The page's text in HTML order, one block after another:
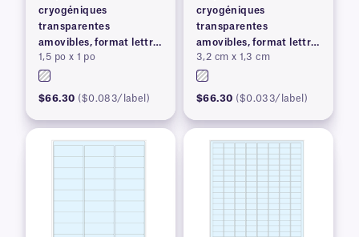
cryogéniques
transparentes
amovibles, format lettre
US
1,5 po x 1 po
$66.30 ($0.083/label)
cryogéniques
transparentes
amovibles, format lettre
US
3,2 cm x 1,3 cm
$66.30 ($0.033/label)